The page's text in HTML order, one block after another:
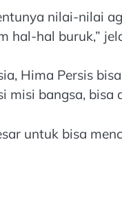
nilai-nilai
hal-hal buruk,”
Hima Persis
misi bangsa,
untuk bisa